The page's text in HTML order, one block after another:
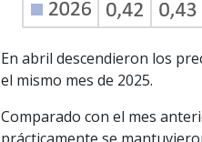
En abril descendieron los
el mismo mes de 2025.
Comparado con el mes
prácticamente se